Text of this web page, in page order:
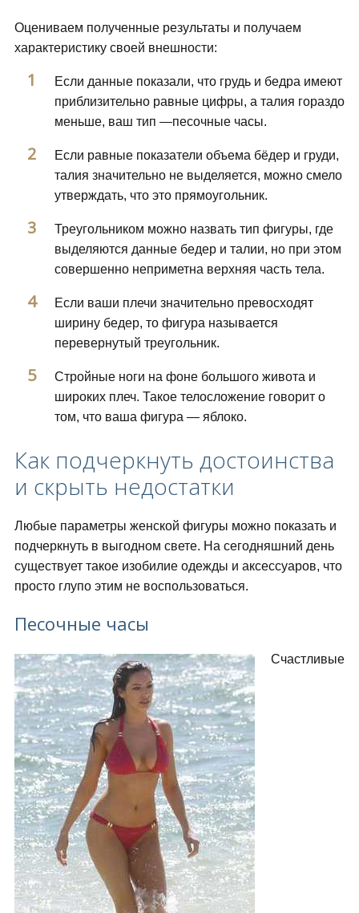
Оцениваем полученные результаты и получаем
характеристику своей внешности:
Если данные показали, что грудь и бедра имеют
приблизительно равные цифры, а талия гораздо
меньше, ваш тип —песочные часы.
Если равные показатели объема бёдер и груди,
талия значительно не выделяется, можно смело
утверждать, что это прямоугольник.
Треугольником можно назвать тип фигуры, где
выделяются данные бедер и талии, но при этом
совершенно неприметна верхняя часть тела.
Если ваши плечи значительно превосходят
ширину бедер, то фигура называется
перевернутый треугольник.
Стройные ноги на фоне большого живота и
широких плеч. Такое телосложение говорит о
том, что ваша фигура — яблоко.
Как подчеркнуть достоинства
и скрыть недостатки
Любые параметры женской фигуры можно показать и
подчеркнуть в выгодном свете. На сегодняшний день
существует такое изобилие одежды и аксессуаров, что
просто глупо этим не воспользоваться.
Песочные часы
Счастливые